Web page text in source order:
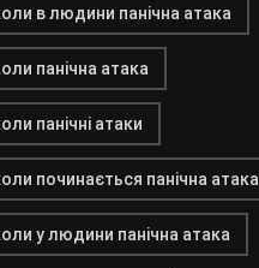
в людини панічна атака
панічна атака
панічні атаки
починається панічна атака
у людини панічна атака